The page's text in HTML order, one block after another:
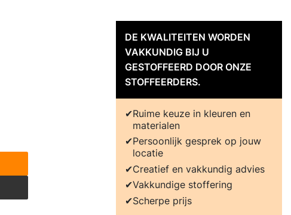
DE KWALITEITEN WORDEN
VAKKUNDIG BIJ U
GESTOFFEERD DOOR ONZE
STOFFEERDERS.
Ruime keuze in kleuren en
materialen
Persoonlijk gesprek op jouw
locatie
Creatief en vakkundig advies
Vakkundige stoffering
Scherpe prijs